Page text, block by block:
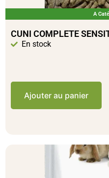
A
CUNI COMPLETE
En stock
Ajouter au panier